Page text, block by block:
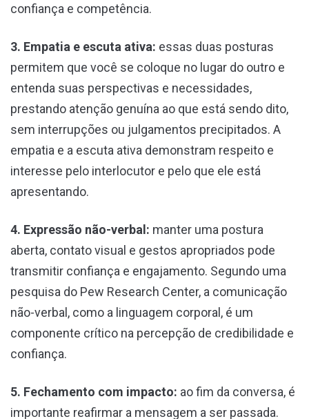
confiança e competência.
3. Empatia e escuta ativa: essas duas posturas
permitem que você se coloque no lugar do outro e
entenda suas perspectivas e necessidades,
prestando atenção genuína ao que está sendo dito,
sem interrupções ou julgamentos precipitados. A
empatia e a escuta ativa demonstram respeito e
interesse pelo interlocutor e pelo que ele está
apresentando.
4. Expressão não-verbal: manter uma postura
aberta, contato visual e gestos apropriados pode
transmitir confiança e engajamento. Segundo uma
pesquisa do Pew Research Center, a comunicação
não-verbal, como a linguagem corporal, é um
componente crítico na percepção de credibilidade e
confiança.
5. Fechamento com impacto: ao fim da conversa, é
importante reafirmar a mensagem a ser passada.